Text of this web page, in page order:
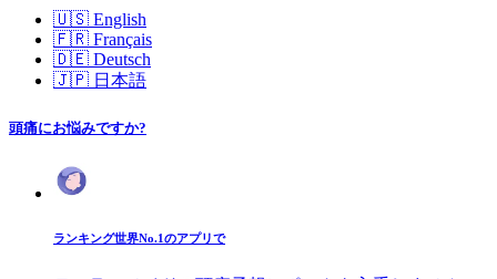
🇺🇸 English
🇫🇷 Français
🇩🇪 Deutsch
🇯🇵 日本語
頭痛にお悩みですか?
ランキング世界No.1のアプリで